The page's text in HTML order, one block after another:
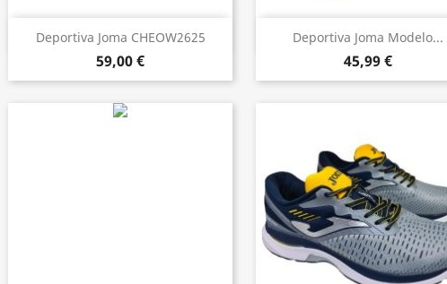
Deportiva Joma CHEOW2625
59,00 €
Vista rápida Deportiva Joma Modelo...
45,99 €
Vista rápida